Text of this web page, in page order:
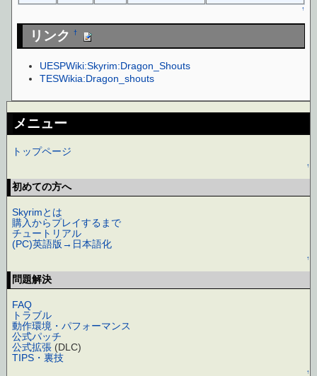
↑
リンク†
UESPWiki:Skyrim:Dragon_Shouts
TESWikia:Dragon_shouts
メニュー
トップページ
↑
初めての方へ
Skyrimとは
購入からプレイするまで
チュートリアル
(PC)英語版→日本語化
↑
問題解決
FAQ
トラブル
動作環境・パフォーマンス
公式パッチ
公式拡張 (DLC)
TIPS・裏技
↑